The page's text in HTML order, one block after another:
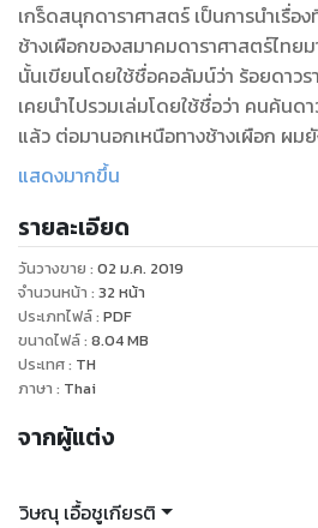
เกร็ดสนุกดาราศาสตร์ เป็นการนำเรื่อ
ช้างเผือกของสมาคมดาราศาสตร์ไทย
นั้นเขียนโดยใช้ชื่อคอลัมน์ว่า ร้อยดาว
เคยนำไปรวมเล่มโดยใช้ชื่อว่า คนค้นด
แล้ว ต่อมานอกเหนือทางช้างเผือก ผม
ดาราศาสตร์ลงในวารสารอื่นอีก คราวนี้
ด้วย คนอ่านจะได้รู้แน่ว่าเป็นหนังสืออะ
เรื่องเกี่ยวกับดาราศาสตร์ ไม่จำเป็นต้
โดยตรงเสมอไป
ความที่ไม่ได้เป็นเรื่องวิชาการดาราศา
บทความของผมจึงแบ่งเป็นหมวดหมู่ได้
แสดงมากขึ้น
รายละเอียด
วันวางขาย : 02 ม.ค. 2019
จำนวนหน้า : 32 หน้า
ประเภทไฟล์: PDF
ขนาดไฟล์: 8.04MB
ประเทศ: TH
ภาษา : Thai
จากผู้แต่ง
วิษณุ เอื้อชูเกียรติ